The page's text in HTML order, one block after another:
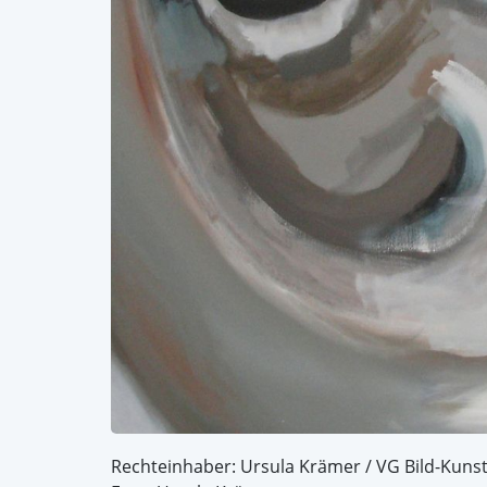
Rechteinhaber: Ursula Krämer / VG Bild-Kunst